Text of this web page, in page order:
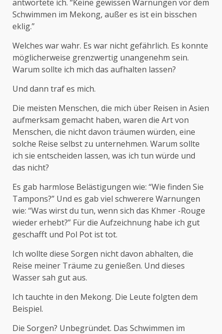
antwortete ich. “Keine gewissen Warnungen vor dem
Schwimmen im Mekong, außer es ist ein bisschen
eklig.”
Welches war wahr. Es war nicht gefährlich. Es konnte
möglicherweise grenzwertig unangenehm sein.
Warum sollte ich mich das aufhalten lassen?
Und dann traf es mich.
Die meisten Menschen, die mich über Reisen in Asien
aufmerksam gemacht haben, waren die Art von
Menschen, die nicht davon träumen würden, eine
solche Reise selbst zu unternehmen. Warum sollte
ich sie entscheiden lassen, was ich tun würde und
das nicht?
Es gab harmlose Belästigungen wie: “Wie finden Sie
Tampons?” Und es gab viel schwerere Warnungen
wie: “Was wirst du tun, wenn sich das Khmer -Rouge
wieder erhebt?” Für die Aufzeichnung habe ich gut
geschafft und Pol Pot ist tot.
Ich wollte diese Sorgen nicht davon abhalten, die
Reise meiner Träume zu genießen. Und dieses
Wasser sah gut aus.
Ich tauchte in den Mekong. Die Leute folgten dem
Beispiel.
Die Sorgen? Unbegründet. Das Schwimmen im